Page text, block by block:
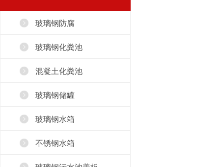
玻璃钢防腐
玻璃钢化粪池
混凝土化粪池
玻璃钢储罐
玻璃钢水箱
不锈钢水箱